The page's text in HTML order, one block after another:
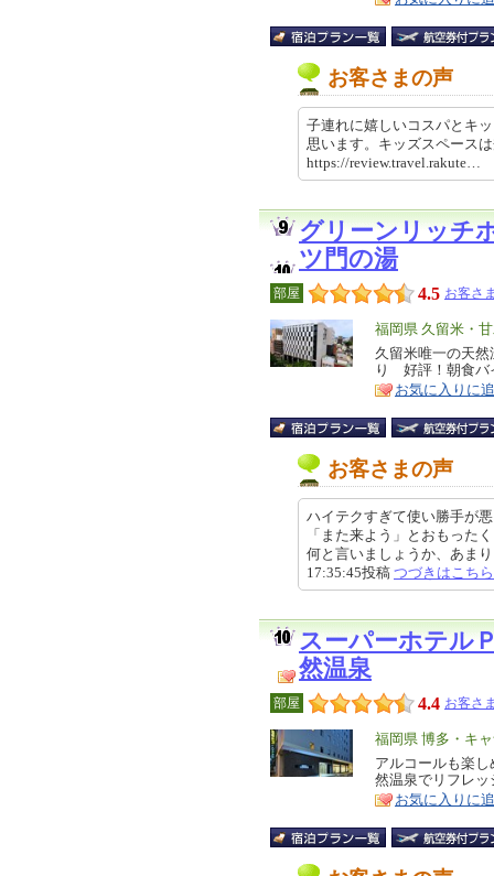
お客さまの声
子連れに嬉しいコスパとキ
思います。キッズスペース
https://review.travel.rakute…
グリーンリッチ
ツ門の湯
部屋 4.5 お客さ
エ
リ
ア
福岡県 久留米・
特
徴
久留米唯一の天
り 好評！朝食バ
お気に入りに
お客さまの声
ハイテクすぎて使い勝手が
「また来よう」とおもった
何と言いましょうか、あま
17:35:45投稿 つづきはこちら
スーパーホテル
然温泉
部屋 4.4 お客さ
エ
リ
ア
福岡県 博多・キ
特
徴
アルコールも楽
然温泉でリフレ
お気に入りに